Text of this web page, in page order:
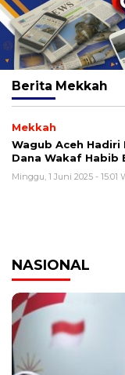
Berita Mekkah
Mekkah
Wagub Aceh Hadiri
Dana Wakaf Habib
Minggu, 1 Juni 2025 - 15:01
NASIONAL